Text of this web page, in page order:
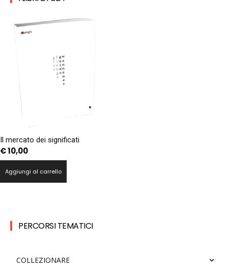
Il mercato dei significati
€10,00
Aggiungi al carrello
PERCORSI TEMATICI
COLLEZIONARE